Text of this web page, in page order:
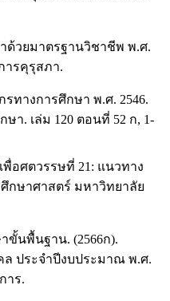
ด้วยมาตรฐานวิชาชีพ พ.ศ.
ารคุรุสภา.
างการศึกษา พ.ศ. 2546.
ษา. เล่ม 120 ตอนที่ 52 ก, 1-
พื่อศตวรรษที่ 21: แนวทาง
กษาศาสตร์ มหาวิทยาลัย
นพื้นฐาน. (2566ก).
ประจำปีงบประมาณ พ.ศ.
าร.